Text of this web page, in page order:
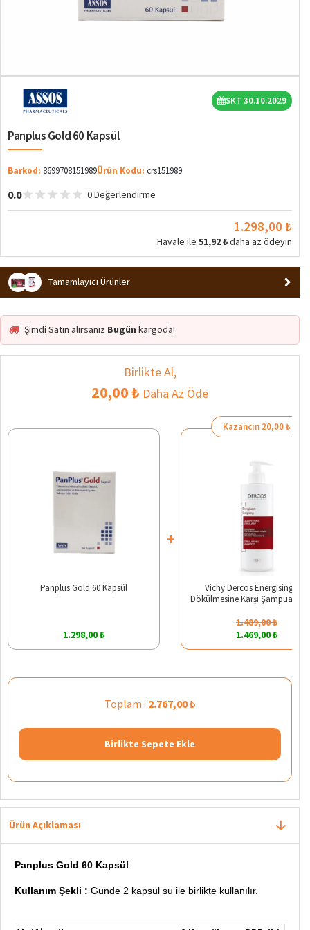
SKT 30.10.2029
Panplus Gold 60 Kapsül
Barkod: 8699708151989Ürün Kodu: crs151989
0.0 0 Değerlendirme
1.298,00 ₺
Havale ile 51,92 ₺daha az ödeyin
Tamamlayıcı Ürünler
Şimdi Satın alırsanız Bugün kargoda!
Birlikte Al,
20,00 ₺ Daha Az Öde
Panplus Gold 60 Kapsül
1.298,00 ₺
+
Kazancın 20,00 ₺
Vichy Dercos Energising Saç
Dökülmesine Karşı Şampuan
1.489,00 ₺
1.469,00 ₺
Toplam : 2.767,00 ₺
Birlikte Sepete Ekle
Ürün Açıklaması
Panplus Gold 60 Kapsül
Kullanım Şekli : Günde 2 kapsül su ile birlikte kullanılır.